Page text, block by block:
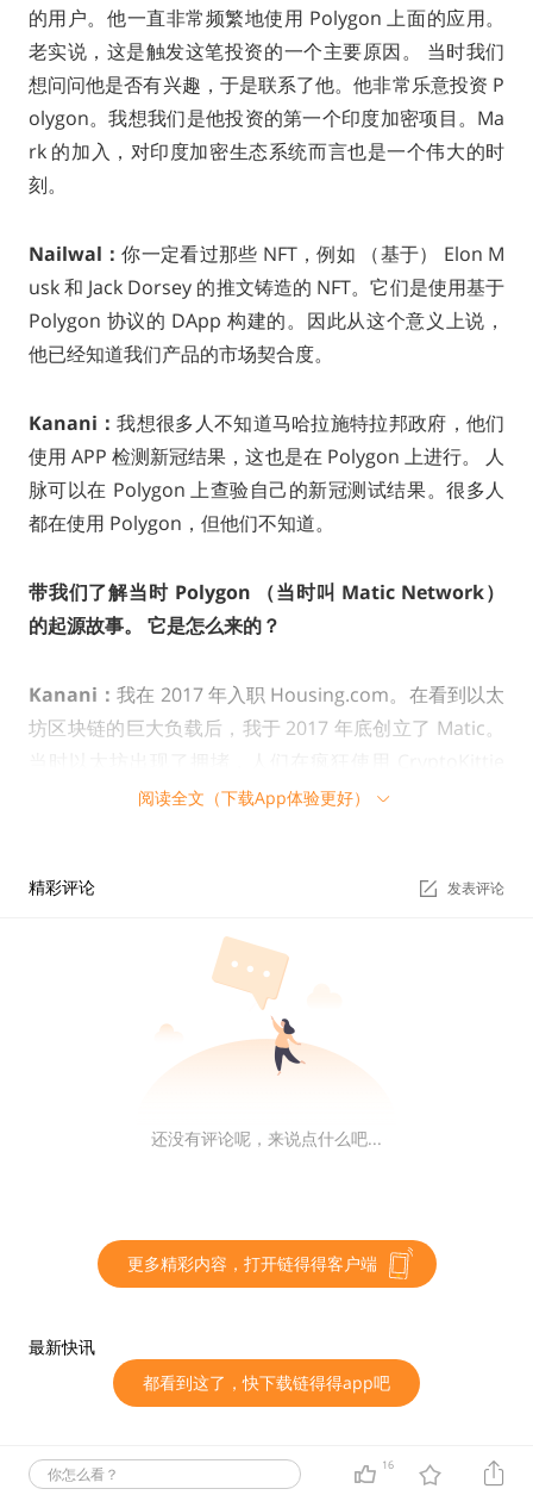
的用户。他一直非常频繁地使用 Polygon 上面的应用。
老实说，这是触发这笔投资的一个主要原因。 当时我们
想问问他是否有兴趣，于是联系了他。他非常乐意投资 P
olygon。我想我们是他投资的第一个印度加密项目。Ma
rk 的加入，对印度加密生态系统而言也是一个伟大的时
刻。
Nailwal：你一定看过那些 NFT，例如 （基于） Elon M
usk 和 Jack Dorsey 的推文铸造的 NFT。它们是使用基于
Polygon 协议的 DApp 构建的。因此从这个意义上说，
他已经知道我们产品的市场契合度。
Kanani：我想很多人不知道马哈拉施特拉邦政府，他们
使用 APP 检测新冠结果，这也是在 Polygon 上进行。 人
脉可以在 Polygon 上查验自己的新冠测试结果。很多人
都在使用 Polygon，但他们不知道。
带我们了解当时 Polygon （当时叫 Matic Network）
的起源故事。 它是怎么来的？
Kanani：我在 2017 年入职 Housing.com。在看到以太
坊区块链的巨大负载后，我于 2017 年底创立了 Matic。
s，我想尝试一下为以太坊扩容。每当尝试在以太坊上部
动了 Matic 项目。我是在加密社区小组中认识了 Sandee
作。我向他们两个人推荐了 Matic，他们同意作为联合创
始人加入。我们在 2018 年初一起全力投入。
作为古吉拉特邦钻石工厂工人的儿子，你在是卑微的环境
们了解一下你的成长路程吧。
大。在我上学的时候，我们没有钱付学费。但幸运的是，
进入了家附近的 Dharamsinh Desai 大学，在那里完成
了我的工程专业学习。 我的目标是找到一份体面的工
作，偿还我父亲为我们的教育和我姐姐出嫁所欠下的债
每月 6,000 卢比。我父亲因为视力问题退休了，他当时已
阅读全文（下载App体验更好）
精彩评论 发表评论
还没有评论呢，来说点什么吧...
更多精彩内容，打开链得得客户端
最新快讯
都看到这了，快下载链得得app吧
你怎么看？ 16